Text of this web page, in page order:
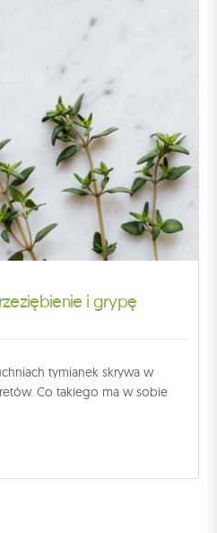
i grypę
tymianek skrywa w
Co takiego ma w sobie